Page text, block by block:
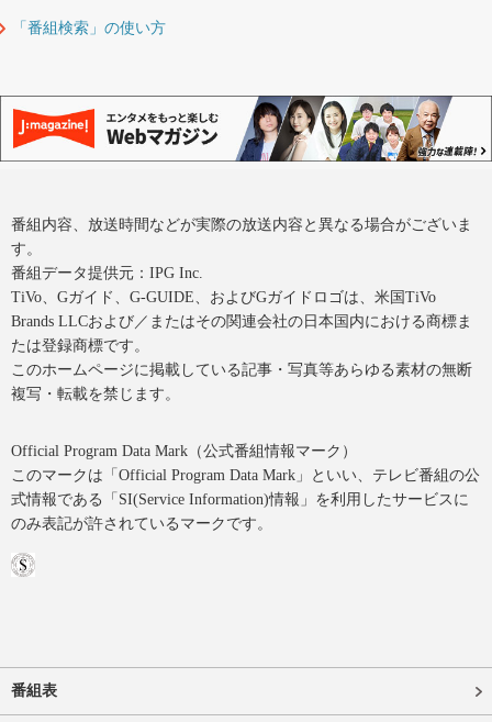
「番組検索」の使い方
番組内容、放送時間などが実際の放送内容と異なる場合がございま
す。
番組データ提供元：IPG Inc.
TiVo、Gガイド、G-GUIDE、およびGガイドロゴは、米国TiVo
Brands LLCおよび／またはその関連会社の日本国内における商標ま
たは登録商標です。
このホームページに掲載している記事・写真等あらゆる素材の無断
複写・転載を禁じます。
Official Program Data Mark（公式番組情報マーク）
このマークは「Official Program Data Mark」といい、テレビ番組の公
式情報である「SI(Service Information)情報」を利用したサービスに
のみ表記が許されているマークです。
番組表